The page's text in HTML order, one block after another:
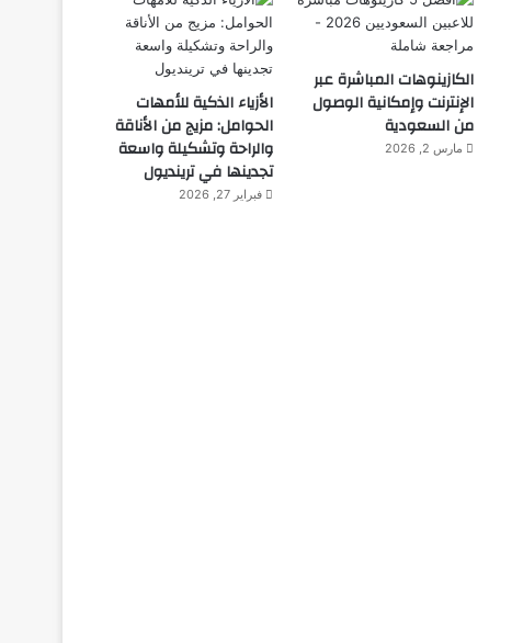
الكازينوهات المباشرة عبر
الإنترنت وإمكانية الوصول
من السعودية
مارس 2, 2026
الأزياء الذكية للأمهات
الحوامل: مزيج من الأناقة
والراحة وتشكيلة واسعة
تجدينها في ترينديول
فبراير 27, 2026